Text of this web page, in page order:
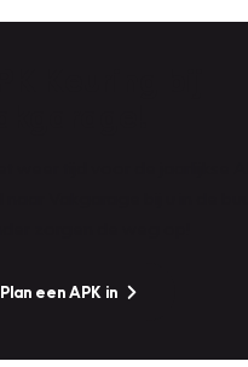
Plan een APK in